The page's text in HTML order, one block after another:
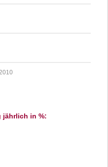
2010
jährlich in %: